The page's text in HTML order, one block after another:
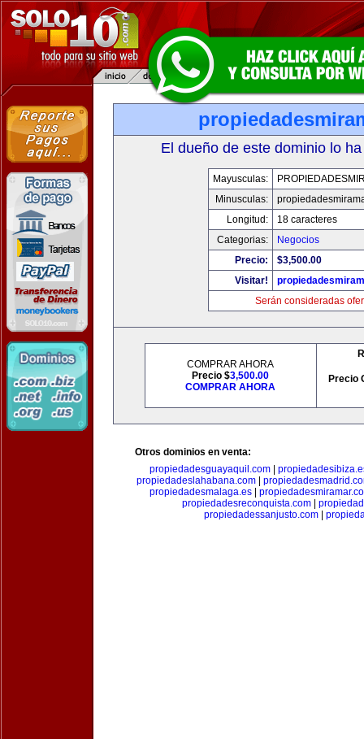
El dueño de este dominio lo
Mayusculas:
Minusculas:
Longitud:
18 caracteres
Categorias:
Negocios
Precio:
$3,500.00
Visitar!
Serán consideradas
COMPRAR AHORA
Precio $3,500.00
COMPRAR AHORA
Precio
Otros dominios en venta:
propiedadesguayaquil.com
propiedadeslahabana.com|
propiedadesmalaga.es|
propiedadesreconquista.com
propiedadessanjusto.com